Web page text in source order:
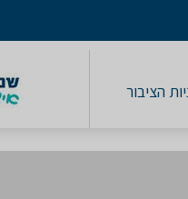
הציבור